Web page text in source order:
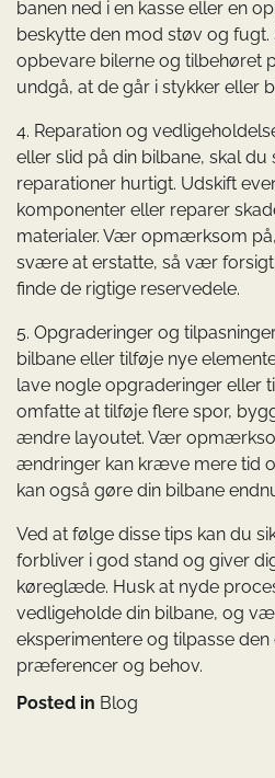
banen ned i en kasse eller en
beskytte den mod støv og
opbevare bilerne og tilbehøret
undgå, at de går i stykker eller
4. Reparation og
eller slid på din bilbane, skal
reparationer hurtigt. Udskift
komponenter eller reparer
materialer. Vær opmærksom
svære at erstatte, så vær
finde de rigtige reservedele.
5. Opgraderinger og
bilbane eller tilføje nye
lave nogle opgraderinger eller
omfatte at tilføje flere spor,
ændre layoutet. Vær
ændringer kan kræve mere tid
kan også gøre din bilbane
Ved at følge disse tips kan du
forbliver i god stand og giver
køreglæde. Husk at nyde
vedligeholde din bilbane, og
eksperimentere og tilpasse den
præferencer og behov.
Posted in Blog